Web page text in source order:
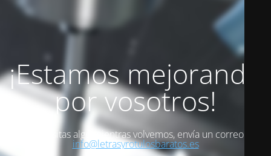
¡Estamos mejorando
por vosotros!
Si necesitas algo mientras volvemos, envía un correo a
info@letrasyrotulosbaratos.es